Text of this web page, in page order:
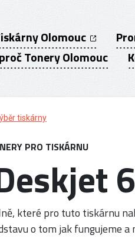
Olomouc
Tonery Olomouc
tiskárny
PRO TISKÁRNU
které pro tuto tiskárnu
o tom jak fungujeme